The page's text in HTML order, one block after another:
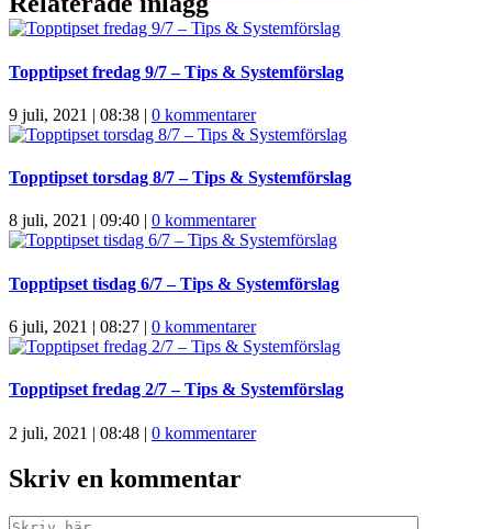
Topptipset fredag 9/7 – Tips & Systemförslag
9 juli, 2021 | 08:38 | 0 kommentarer
Topptipset torsdag 8/7 – Tips & Systemförslag
8 juli, 2021 | 09:40 0 kommentarer
Topptipset tisdag 6/7 – Tips & Systemförslag
6 juli, 2021 | 08:27 | 0 kommentarer
Topptipset fredag 2/7 – Tips & Systemförslag
2 juli, 2021 | 08:48 | 0 kommentarer
Skriv en kommentar
Kommentar